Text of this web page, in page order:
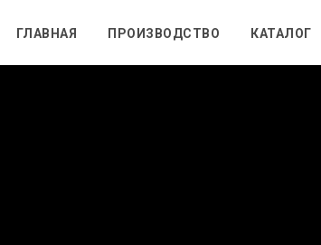
ГЛАВНАЯ ПРОИЗВОДСТВО КАТАЛОГ